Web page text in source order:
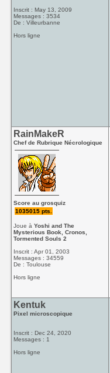
Inscrit : May 13, 2009
Messages : 3534
De : Villeurbanne
Hors ligne
RainMakeR
Chef de Rubrique Nécrologique
Score au grosquiz
1035015 pts.
Joue àYoshi and The
Mysterious Book, Cronos,
Tormented Souls 2
Inscrit : Apr 01, 2003
Messages : 34559
De : Toulouse
Hors ligne
Kentuk
Pixel microscopique
Inscrit : Dec 24, 2020
Messages : 1
Hors ligne